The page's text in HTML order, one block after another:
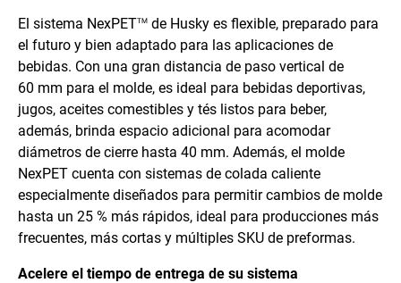
El sistema NexPETTM de Husky es flexible, preparado para
el futuro y bien adaptado para las aplicaciones de
bebidas. Con una gran distancia de paso vertical de
60 mm para el molde, es ideal para bebidas deportivas,
jugos, aceites comestibles y tés listos para beber,
además, brinda espacio adicional para acomodar
diámetros de cierre hasta 40 mm. Además, el molde
NexPET cuenta con sistemas de colada caliente
especialmente diseñados para permitir cambios de molde
hasta un 25 % más rápidos, ideal para producciones más
frecuentes, más cortas y múltiples SKU de preformas.
Acelere el tiempo de entrega de su sistema